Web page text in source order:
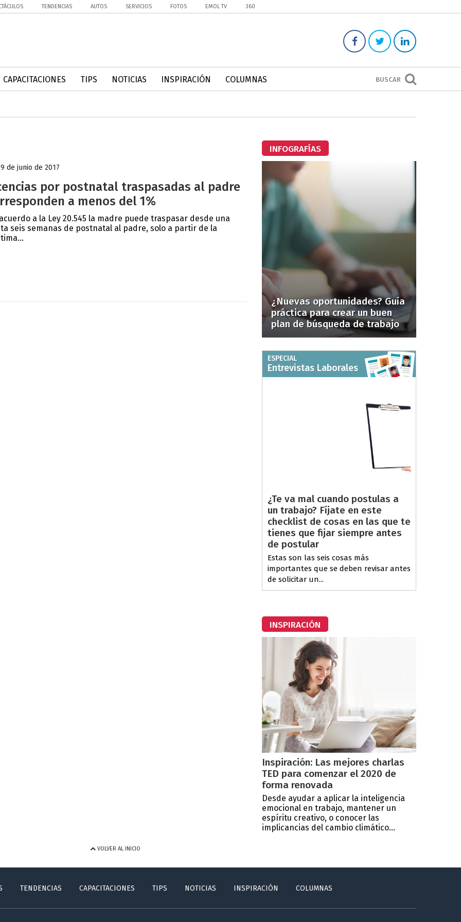
TENDENCIAS AUTOS SERVICIOS FOTOS EMOL TV 360
BUSCAR
CAPACITACIONES TIPS NOTICIAS INSPIRACIÓN COLUMNAS
de junio de 2017
por postnatal traspasadas al padre
a menos del 1%
a la Ley 20.545 la madre puede traspasar desde una
seis semanas de postnatal al padre, solo a partir de la
INFOGRAFÍAS
¿Nuevas oportunidades? Guía
práctica para crear un buen
plan de búsqueda de trabajo
ESPECIAL
Entrevistas Laborales
¿Te va mal cuando postulas a
un trabajo? Fíjate en este
checklist de cosas en las que te
tienes que fijar siempre antes
de postular
Estas son las seis cosas más
importantes que se deben revisar antes
de solicitar un...
INSPIRACIÓN
Inspiración: Las mejores charlas
TED para comenzar el 2020 de
forma renovada
Desde ayudar a aplicar la inteligencia
emocional en trabajo, mantener un
espíritu creativo, o conocer las
implicancias del cambio climático...
VOLVER AL INICIO
TENDENCIAS CAPACITACIONES TIPS NOTICIAS INSPIRACIÓN COLUMNAS